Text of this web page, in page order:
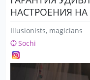
НАСТРОЕНИЯ НА
Illusionists, magicians
Sochi